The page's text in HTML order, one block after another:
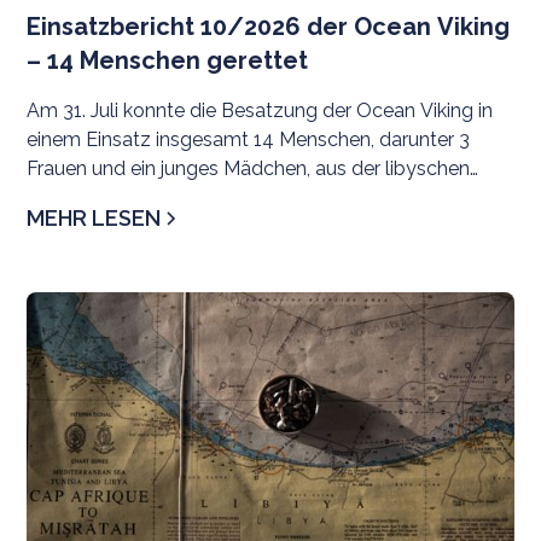
Einsatzbericht 10/2026 der Ocean Viking
– 14 Menschen gerettet
Am 31. Juli konnte die Besatzung der Ocean Viking in
einem Einsatz insgesamt 14 Menschen, darunter 3
Frauen und ein junges Mädchen, aus der libyschen
MEHR LESEN